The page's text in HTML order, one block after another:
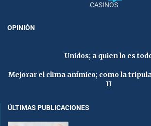
CASINOS
OPINIÓN
Unidos; a quien lo es
Mejorar el clima anímico; como la
II
ÚLTIMAS PUBLICACIONES